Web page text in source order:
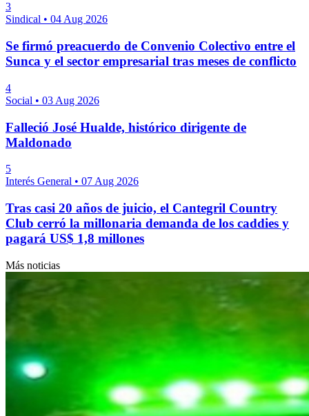
3
Sindical • 04 Aug 2026
Se firmó preacuerdo de Convenio Colectivo entre el
Sunca y el sector empresarial tras meses de conflicto
4
Social • 03 Aug 2026
Falleció José Hualde, histórico dirigente de
Maldonado
5
Interés General • 07 Aug 2026
Tras casi 20 años de juicio, el Cantegril Country
Club cerró la millonaria demanda de los caddies y
pagará US$ 1,8 millones
Más noticias